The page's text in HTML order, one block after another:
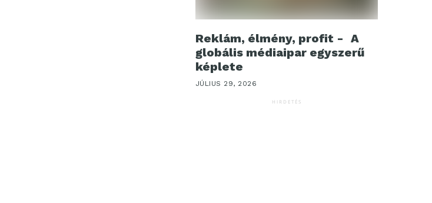
Reklám, élmény, profit - A
globális médiaipar egyszerű
képlete
JÚLIUS 29, 2026
HIRDETÉS